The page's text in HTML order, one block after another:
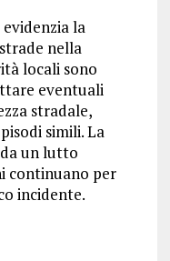
la
nella
locali sono
eventuali
stradale,
simili. La
un lutto
continuano per
incidente.